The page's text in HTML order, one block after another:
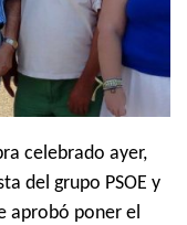
celebrado ayer,
del grupo PSOE y
aprobó poner el